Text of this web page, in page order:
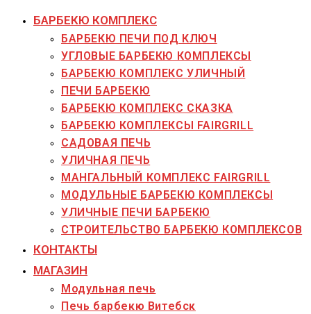
БАРБЕКЮ КОМПЛЕКС
БАРБЕКЮ ПЕЧИ ПОД КЛЮЧ
УГЛОВЫЕ БАРБЕКЮ КОМПЛЕКСЫ
БАРБЕКЮ КОМПЛЕКС УЛИЧНЫЙ
ПЕЧИ БАРБЕКЮ
БАРБЕКЮ КОМПЛЕКС СКАЗКА
БАРБЕКЮ КОМПЛЕКСЫ FAIRGRILL
САДОВАЯ ПЕЧЬ
УЛИЧНАЯ ПЕЧЬ
МАНГАЛЬНЫЙ КОМПЛЕКС FAIRGRILL
МОДУЛЬНЫЕ БАРБЕКЮ КОМПЛЕКСЫ
УЛИЧНЫЕ ПЕЧИ БАРБЕКЮ
СТРОИТЕЛЬСТВО БАРБЕКЮ КОМПЛЕКСОВ
КОНТАКТЫ
МАГАЗИН
Модульная печь
Печь барбекю Витебск